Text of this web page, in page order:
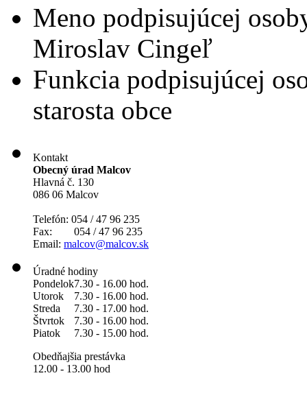
Meno podpisujúcej
Miroslav Cingeľ
Funkcia podpisujúcej
starosta obce
Kontakt
Obecný úrad Malcov
Hlavná č. 130
086 06 Malcov
Telefón: 054 / 47 96 235
Fax: 054 / 47 96 235
Email: malcov@malcov.sk
Úradné hodiny
Pondelok7.30 - 16.00 hod.
Utorok
7.30 - 16.00 hod.
Streda
7.30 - 17.00 hod.
Štvrtok
7.30 - 16.00 hod.
Piatok
7.30 - 15.00 hod.
Obedňajšia prestávka
12.00 - 13.00 hod